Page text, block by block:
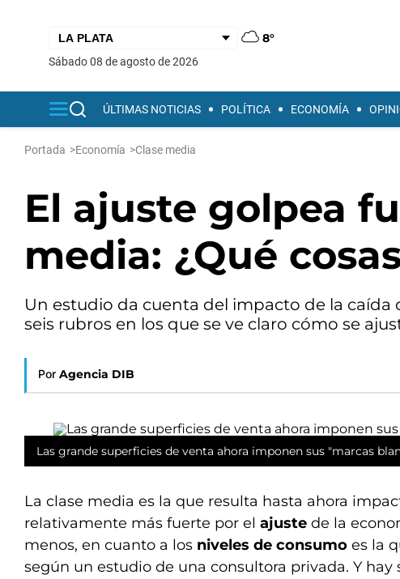
8°
sábado 08 de agosto de 2026
ÚLTIMAS NOTICIAS POLÍTICA ECONOMÍA
Portada >Economía >Clase media
El ajuste golpea
media: ¿Qué
Un estudio da cuenta del impacto de la
seis rubros en los que se ve claro cómo se
Por Agencia DIB
Las grande superficies de venta ahora imponen sus "marcas
La clase media es la que resulta hasta ahora
relativamente más fuerte por el ajuste de la
menos, en cuanto a los niveles de consumo es la
según un estudio de una consultora privada. Y hay